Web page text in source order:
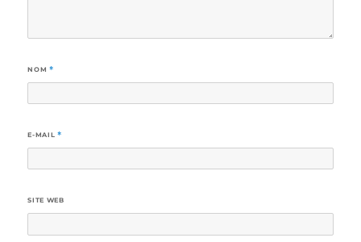
NOM *
E-MAIL *
SITE WEB